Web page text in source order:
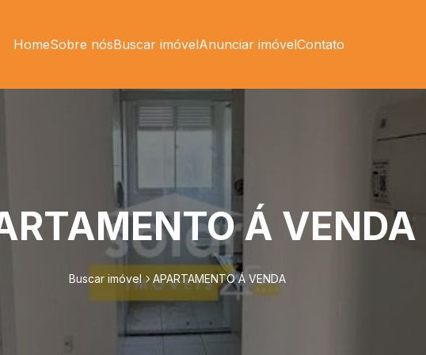
HomeSobre nósBuscar imóvelAnunciar imóvelContato
Á VENDA
Buscar imóvel APARTAMENTO Á VENDA